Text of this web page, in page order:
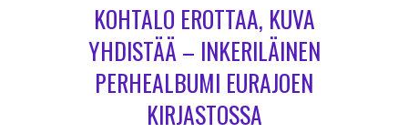
AJANKOHTAISTA
INKERILÄISET
INKERIN HISTORIA JA
KOHTALO EROTTAA, KUVA
YHDISTÄÄ – INKERILÄINEN
PERHEALBUMI EURAJOEN
KIRJASTOSSA